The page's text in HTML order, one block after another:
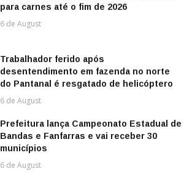
para carnes até o fim de 2026
6 de August
Trabalhador ferido após
desentendimento em fazenda no norte
do Pantanal é resgatado de helicóptero
6 de August
Prefeitura lança Campeonato Estadual de
Bandas e Fanfarras e vai receber 30
municípios
6 de August